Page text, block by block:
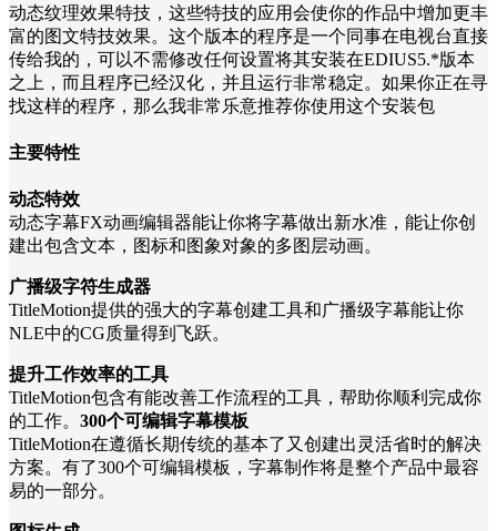
动态纹理效果特技，这些特技的应用会使你的作品中增加更丰
富的图文特技效果。这个版本的程序是一个同事在电视台直接
传给我的，可以不需修改任何设置将其安装在EDIUS5.*版本
之上，而且程序已经汉化，并且运行非常稳定。如果你正在寻
找这样的程序，那么我非常乐意推荐你使用这个安装包
主要特性
动态特效
动态字幕FX动画编辑器能让你将字幕做出新水准，能让你创
建出包含文本，图标和图象对象的多图层动画。
广播级字符生成器
TitleMotion提供的强大的字幕创建工具和广播级字幕能让你
NLE中的CG质量得到飞跃。
提升工作效率的工具
TitleMotion包含有能改善工作流程的工具，帮助你顺利完成你
的工作。 300个可编辑字幕模板
TitleMotion在遵循长期传统的基本了又创建出灵活省时的解决
方案。有了300个可编辑模板，字幕制作将是整个产品中最容
易的一部分。